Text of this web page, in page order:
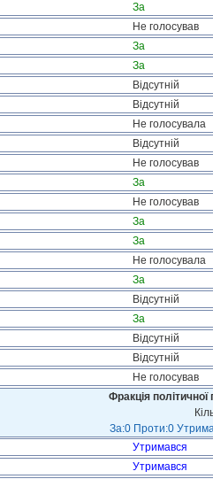
За
Не голосував
За
За
Відсутній
Відсутній
Не голосувала
Відсутній
Не голосував
За
Не голосував
За
За
Не голосувала
За
Відсутній
За
Відсутній
Відсутній
Не голосував
Фракція
За:0 Проти:0
Утримався
Утримався